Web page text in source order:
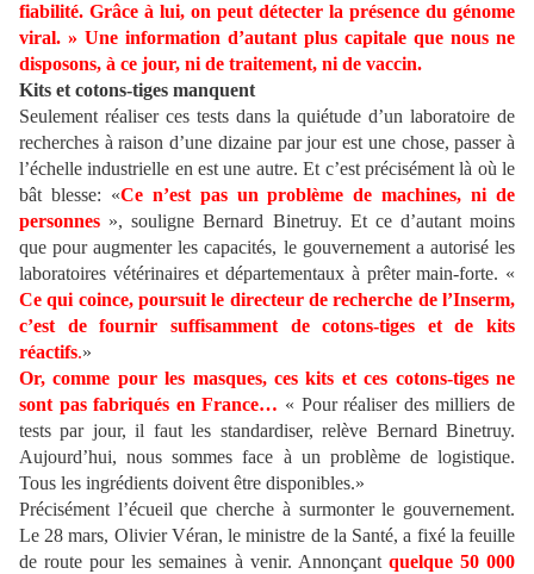
fiabilité. Grâce à lui, on peut détecter la présence du génome
viral. » Une information d’autant plus capitale que nous ne
disposons, à ce jour, ni de traitement, ni de vaccin.
Kits et cotons-tiges manquent
Seulement réaliser ces tests dans la quiétude d’un laboratoire de
recherches à raison d’une dizaine par jour est une chose, passer à
l’échelle industrielle en est une autre. Et c’est précisément là où le
bât blesse: «Ce n’est pas un problème de machines, ni de
personnes », souligne Bernard Binetruy. Et ce d’autant moins
que pour augmenter les capacités, le gouvernement a autorisé les
laboratoires vétérinaires et départementaux à prêter main-forte. «
Ce qui coince, poursuit le directeur de recherche de l’Inserm,
c’est de fournir suffisamment de cotons-tiges et de kits
réactifs.»
Or, comme pour les masques, ces kits et ces cotons-tiges ne
sont pas fabriqués en France… « Pour réaliser des milliers de
tests par jour, il faut les standardiser, relève Bernard Binetruy.
Aujourd’hui, nous sommes face à un problème de logistique.
Tous les ingrédients doivent être disponibles.»
Précisément l’écueil que cherche à surmonter le gouvernement.
Le 28 mars, Olivier Véran, le ministre de la Santé, a fixé la feuille
de route pour les semaines à venir. Annonçant quelque 50 000